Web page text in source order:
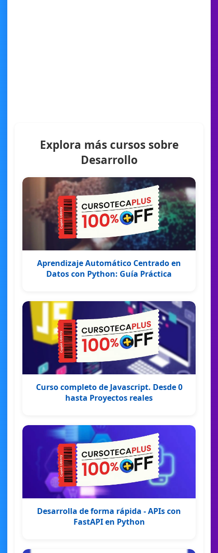
Explora más cursos sobre
Desarrollo
Aprendizaje Automático Centrado en
Datos con Python: Guía Práctica
Curso completo de Javascript. Desde 0
hasta Proyectos reales
Desarrolla de forma rápida - APIs con
FastAPI en Python